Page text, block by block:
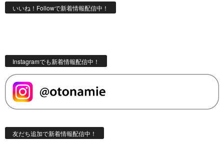
いいね！Followで新着情報配信中！
Instagramでも新着情報配信中！
友だち追加で新着情報配信中！